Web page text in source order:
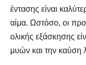
έντασης είναι
αίμα. Ωστόσο, οι
ολικής εξάσκησης
μυών και την καύση